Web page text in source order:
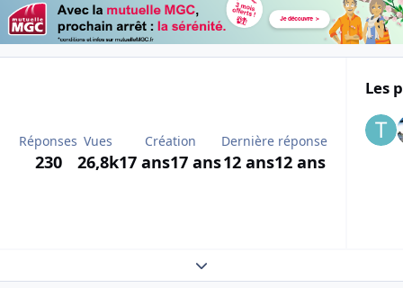
Réponses
230
Vues
26,8k
Création
17 ans17 ans
Dernière réponse
12 ans12 ans
Les
Expand topic overview